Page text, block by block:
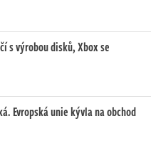
s výrobou disků, Xbox se
Evropská unie kývla na obchod